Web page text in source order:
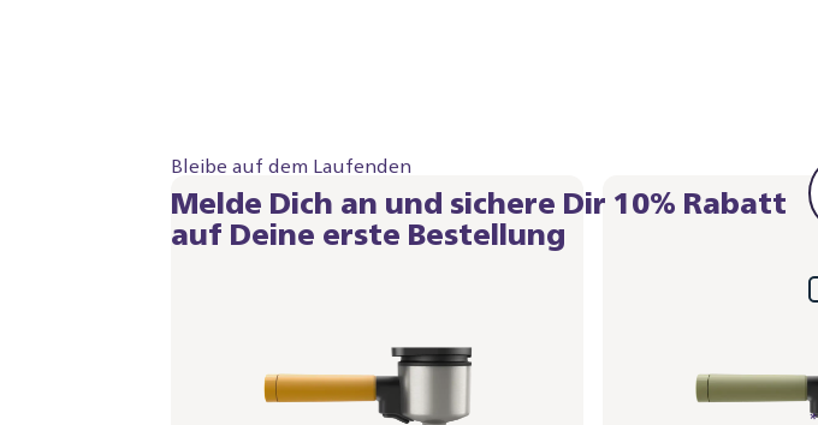
Bleibe auf dem Laufenden
Melde Dich an und sichere Dir 10% Rabatt
auf Deine erste Bestellung
*